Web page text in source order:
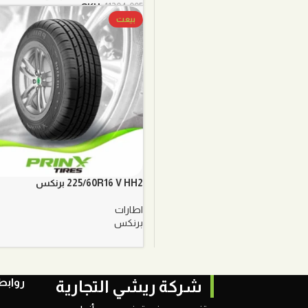
الأصلي
هو:
220,00 ر.س.
الحالي
هو:
170,00 ر.س.
SKU:11204-005
بيعت
225/60R16 V HH2 برنكس
اطارات
برنكس
شركة ريشي التجارية